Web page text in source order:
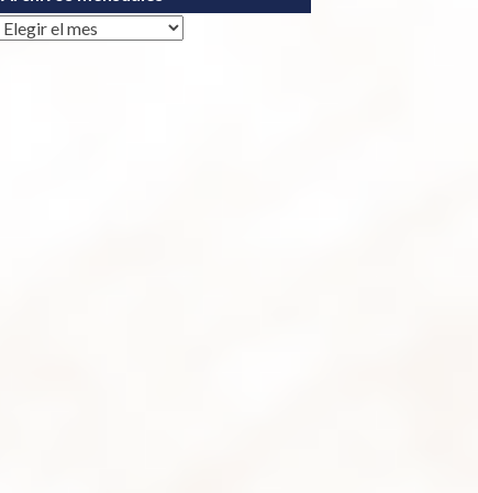
Archivos